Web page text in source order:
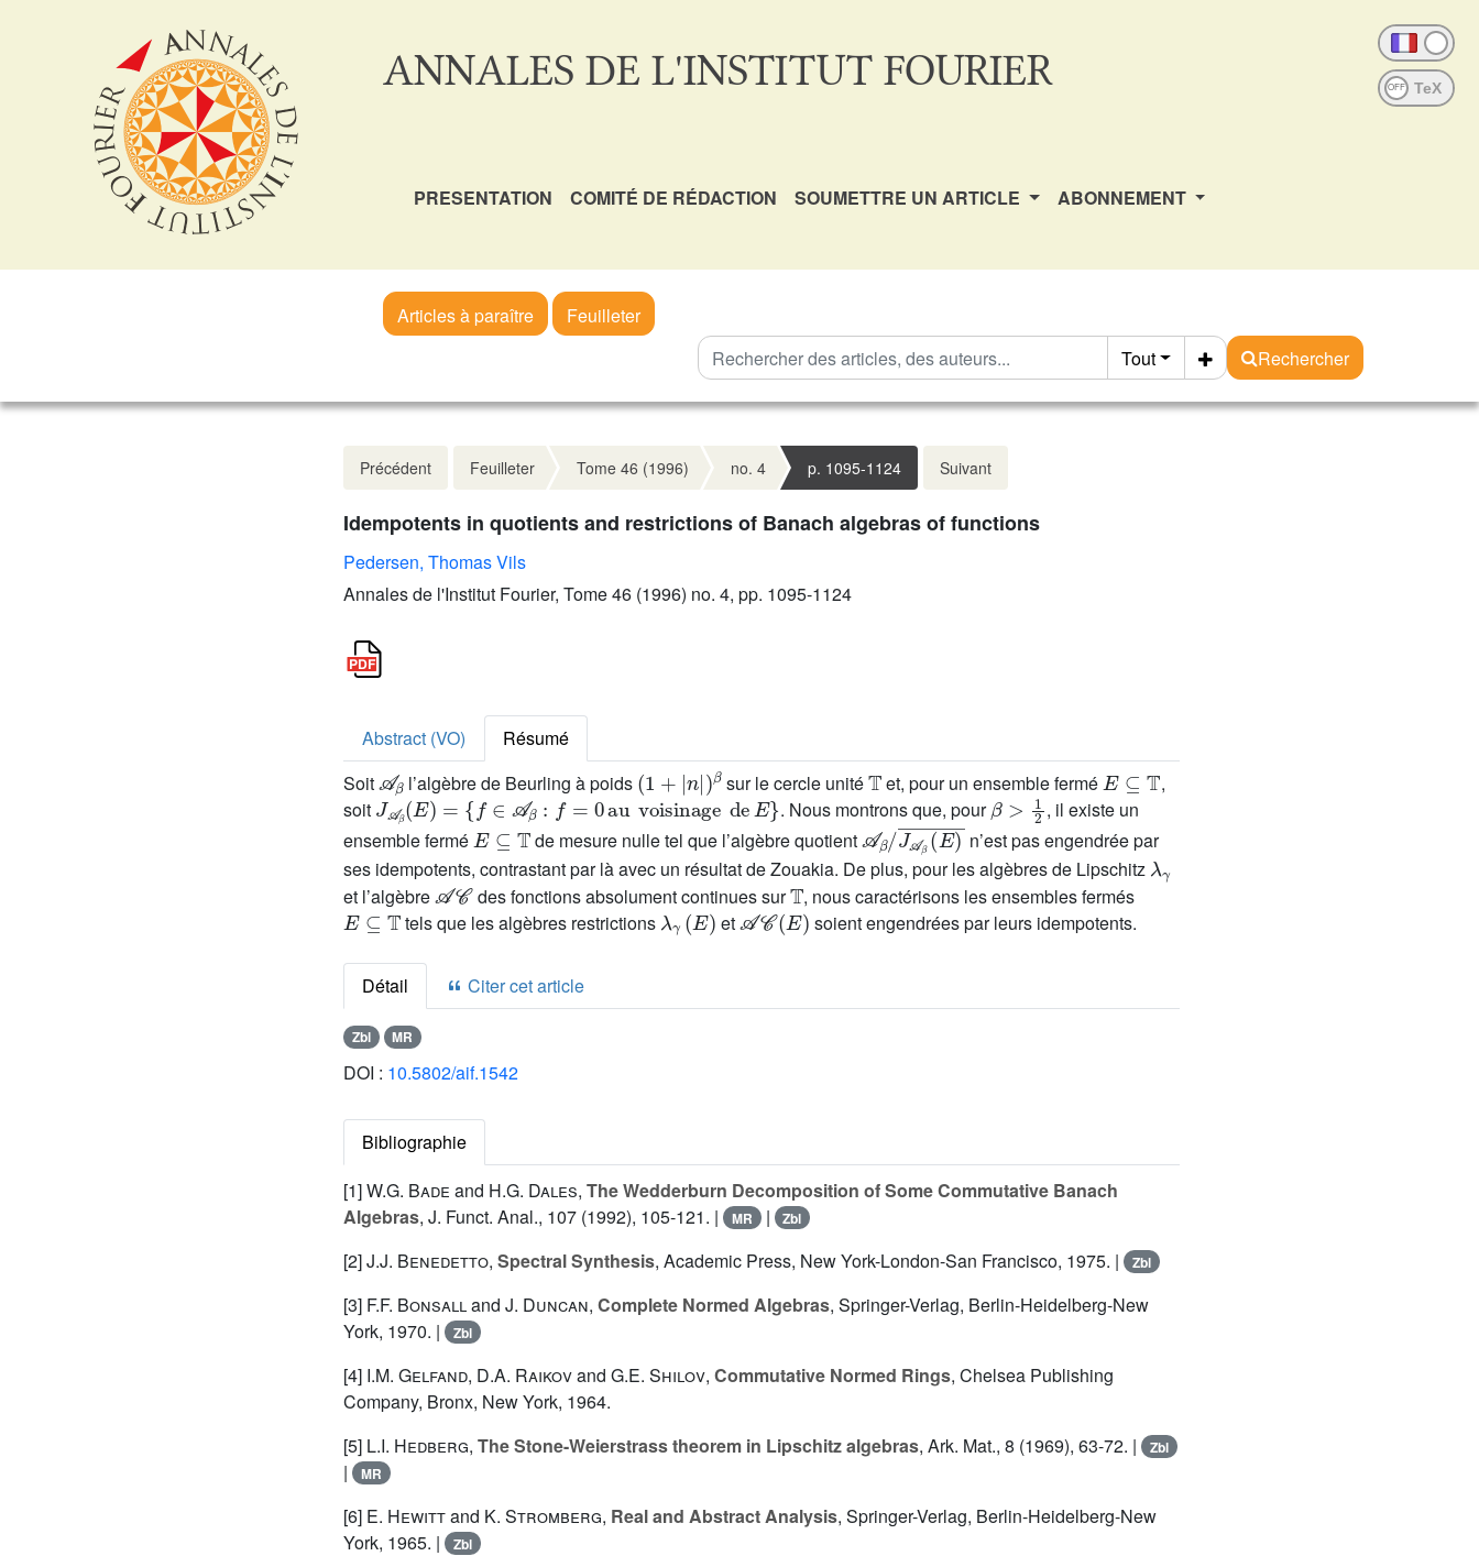
ANNALES DE L'INSTITUT FOURIER OFF
PRESENTATION COMITÉ DE RÉDACTION SOUMETTRE UN ARTICLE ABONNEMENT
Articles à paraître
Feuilleter
Tout
Rechercher
Précédent Feuilleter Tome 46 (1996) no. 4 p. 1095-1124 Suivant
Idempotents in quotients and restrictions of Banach algebras of functions
Pedersen, Thomas Vils
Annales de l'Institut Fourier, Tome 46 (1996) no. 4, pp. 1095-1124
Abstract (VO)
Résumé
Soit
𝒜β
l’algèbre de Beurling à poids
(1+|n|)β
sur le cercle unité
𝕋
et, pour un ensemble fermé
E⊆𝕋
,
soit
J𝒜β(E)={f∈𝒜β:f=0auvoisinage deE}
. Nous montrons que, pour
β>12
, il existe un
ensemble fermé
E ⊆ 𝕋
de mesure nulle tel que l’algèbre quotient
𝒜β/J𝒜β(E)¯
n’est pas engendrée par
ses idempotents, contrastant par là avec un résultat de Zouakia. De plus, pour les algèbres de Lipschitz
λ
et l’algèbre
𝒜𝒞
des fonctions absolument continues sur
𝕋
, nous caractérisons les ensembles fermés
E⊆𝕋
tels que les algèbres restrictions
λγ(E)
et
𝒜𝒞(E)
soient engendrées par leurs idempotents.
Détail Citer cet article
Zbl MR
DOI : 10.5802/aif.1542
Bibliographie
[1]W.G. Bade and H.G. Dales, The Wedderburn Decomposition of Some Commutative Banach
Algebras, J. Funct. Anal., 107 (1992), 105-121. | MR | Zbl
[2]J.J. Benedetto, Spectral Synthesis, Academic Press, New York-London-San Francisco, 1975. | Zbl
[3] F.F. Bonsalland J. Duncan, Complete Normed Algebras, Springer-Verlag, Berlin-Heidelberg-New
York, 1970. |
Zbl
[4] I.M. Gelfand, D.A. Raikovand G.E. Shilov, Commutative Normed Rings, Chelsea Publishing
Company, Bronx, New York, 1964.
[5] L.I. Hedberg, The Stone-Weierstrass theorem in Lipschitz algebras, Ark. Mat., 8 (1969), 63-72. | Zbl
| MR
[6] E. Hewittand K. Stromberg, Real and Abstract Analysis, Springer-Verlag, Berlin-Heidelberg-New
York, 1965. |
Zbl